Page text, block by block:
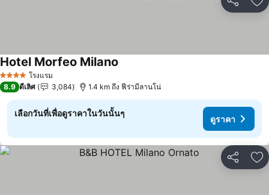
แชร์ เ
4 ดาว โรงแรม
Hotel Morfeo Milano
8.9 ดีเลิศ 3,084 1.4 km ถึง ฟีร่ามีลานโน่
เลือกวันที่เพื่อดูราคาในวันนั้นๆ
ดูราคา
แชร์ เ